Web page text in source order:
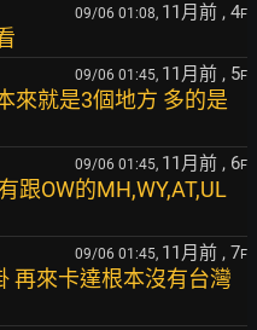
09/06 01:08, 11月前 , 4F
09/06 01:45, 11月前 , 5F
來就是3個地方 多的是
09/06 01:45, 11月前 , 6F
跟OW的MH,WY,AT,UL
09/06 01:45, 11月前 , 7F
再來卡達根本沒有台灣